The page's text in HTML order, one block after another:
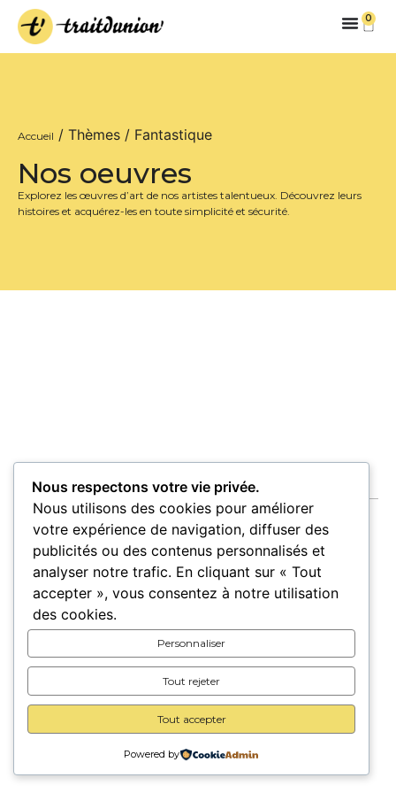
0
Accueil / Thèmes / Fantastique
Nos oeuvres
Explorez les œuvres d’art de nos artistes talentueux. Découvrez leurs
histoires et acquérez-les en toute simplicité et sécurité.
Accueil Oeuvres Artistes Lieux
Pour les lieux Pour les artistes
A propos
© 2026 Trait d’union –Mentions légales
Une création
Nous respectons votre vie privée.
Nous utilisons des cookies pour améliorer
votre expérience de navigation, diffuser des
publicités ou des contenus personnalisés et
analyser notre trafic. En cliquant sur « Tout
accepter », vous consentez à notre utilisation
des cookies.
Personnaliser
Tout rejeter
Tout accepter
Powered by